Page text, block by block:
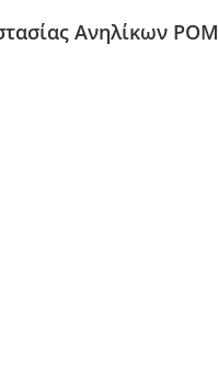
Ανηλίκων ΡΟΜ